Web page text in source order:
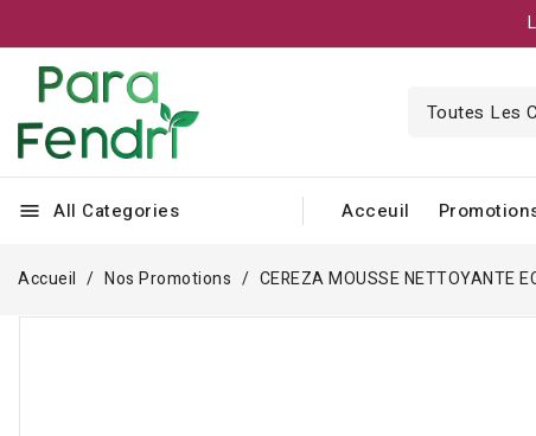
menu All Categories Acceuil
Accueil Nos Promotions CEREZA MOUSSE NETTOYANTE